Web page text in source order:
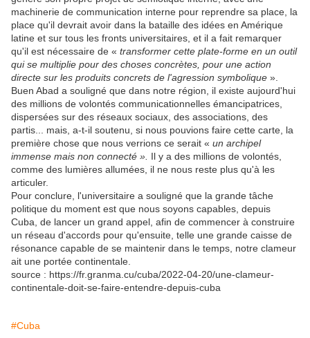
machinerie de communication interne pour reprendre sa place, la
place qu'il devrait avoir dans la bataille des idées en Amérique
latine et sur tous les fronts universitaires, et il a fait remarquer
qu'il est nécessaire de « transformer cette plate-forme en un outil
qui se multiplie pour des choses concrètes, pour une action
directe sur les produits concrets de l'agression symbolique ».
Buen Abad a souligné que dans notre région, il existe aujourd'hui
des millions de volontés communicationnelles émancipatrices,
dispersées sur des réseaux sociaux, des associations, des
partis... mais, a-t-il soutenu, si nous pouvions faire cette carte, la
première chose que nous verrions ce serait « un archipel
immense mais non connecté ». Il y a des millions de volontés,
comme des lumières allumées, il ne nous reste plus qu'à les
articuler.
Pour conclure, l'universitaire a souligné que la grande tâche
politique du moment est que nous soyons capables, depuis
Cuba, de lancer un grand appel, afin de commencer à construire
un réseau d'accords pour qu'ensuite, telle une grande caisse de
résonance capable de se maintenir dans le temps, notre clameur
ait une portée continentale.
source : https://fr.granma.cu/cuba/2022-04-20/une-clameur-
continentale-doit-se-faire-entendre-depuis-cuba
#Cuba